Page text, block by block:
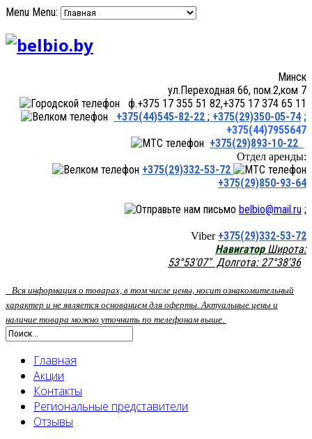
Menu Menu:
Минск
ул.Переходная 66, пом.2,ком 7
ф.+375 17 355 51 82,+375 17 374 65 11
+375(44)545-82-22 ; +375(29)350-05-74 ;
+375(44)7955647
+375(29)893-10-22
Отдел аренды:
+375(29)332-53-72
+375(29)850-93-64
belbio@mail.ru ;
Viber +375(29)332-53-72
НавигаторШирота:
53°53'07" Долгота: 27°38'36
Вся информация о товарах, в том числе цены, носит ознакомительный
характер и не является основанием для оферты. Актуальные цены и
наличие товара можно уточнить по телефонам выше.
Главная
Акции
Контакты
Региональные представители
Отзывы